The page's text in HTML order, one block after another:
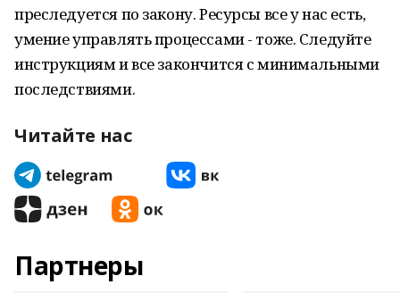
преследуется по закону. Ресурсы все у нас есть,
умение управлять процессами - тоже. Следуйте
инструкциям и все закончится с минимальными
последствиями.
Читайте нас
Партнеры